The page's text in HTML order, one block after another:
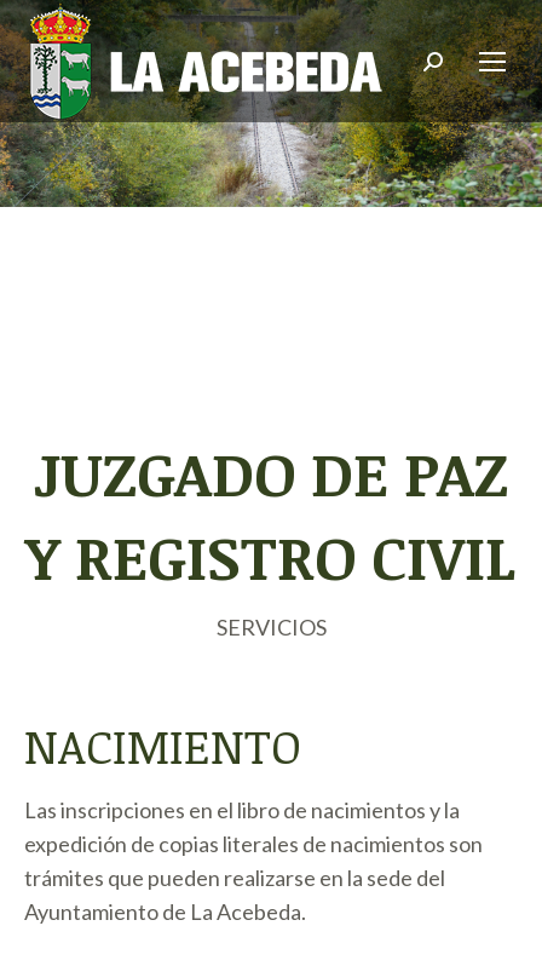
Buscar:
JUZGADO DE PAZ
Y REGISTRO CIVIL
SERVICIOS
NACIMIENTO
Las inscripciones en el libro de nacimientos y la
expedición de copias literales de nacimientos son
trámites que pueden realizarse en la sede del
Ayuntamiento de La Acebeda.